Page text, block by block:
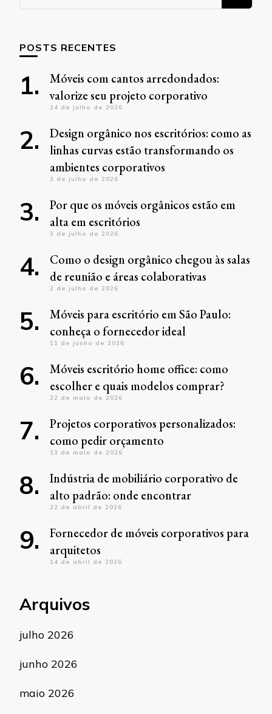
algo?
POSTS RECENTES
Móveis com cantos arredondados:
valorize seu projeto corporativo
24 de julho de 2026
Design orgânico nos escritórios: como as
linhas curvas estão transformando os
ambientes corporativos
3 de julho de 2026
Por que os móveis orgânicos estão em
alta em escritórios
3 de julho de 2026
Como o design orgânico chegou às salas
de reunião e áreas colaborativas
2 de julho de 2026
Móveis para escritório em São Paulo:
conheça o fornecedor ideal
11 de junho de 2026
Móveis escritório home office: como
escolher e quais modelos comprar?
22 de maio de 2026
Projetos corporativos personalizados:
como pedir orçamento
13 de maio de 2026
Indústria de mobiliário corporativo de
alto padrão: onde encontrar
22 de abril de 2026
Fornecedor de móveis corporativos para
arquitetos
14 de abril de 2026
Arquivos
julho 2026
junho 2026
maio 2026